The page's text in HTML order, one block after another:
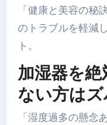
「健康と美容の秘
のトラブルを軽減
ト。
加湿器を
ない方はズ
「湿度過多の懸念